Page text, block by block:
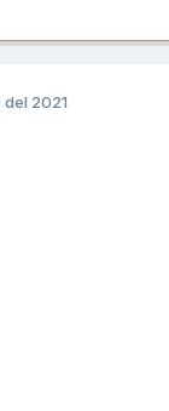
del 2021